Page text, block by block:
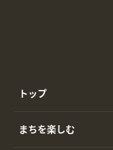
トップ
まちを楽しむ